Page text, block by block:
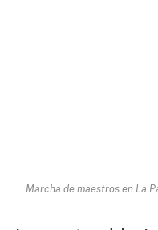
Marcha de maestros en La